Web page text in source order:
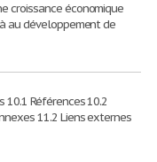
croissance économique
au développement de
Références 10.2
11.2 Liens externes